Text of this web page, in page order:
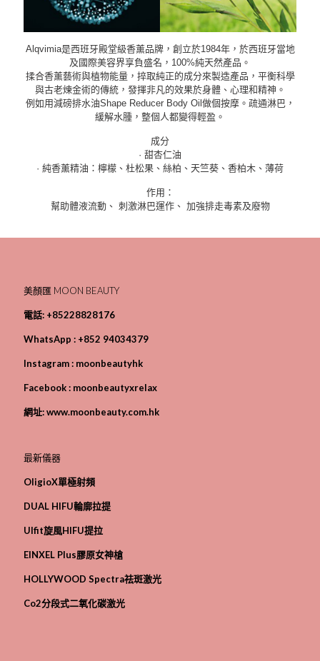
Alqvimia是西班牙殿堂級香薰品牌，創立於1984年，於西班牙當地
及國際美容界享負盛名，100%純天然產品。
揉合香薰藝術與植物能量，捽取純正的成分來製造產品，平衡科學
與古老煉金術的傳統，發揮非凡的效果於身體、心理和精神。
例如用減磅排水油Shape Reducer Body Oil做個按摩。疏通淋巴，
緩解水腫，整個人都變得輕盈。
成分
· 甜杏仁油
· 純香薰精油：檸檬、杜松果、絲柏、天竺葵、香柏木、薄荷
作用：
幫助體液流動、 刺激淋巴運作、 加強排走毒素及廢物
美顏匯 MOON BEAUTY
電話: +85228828176
WhatsApp : +852 94034379
Instagram : moonbeautyhk
Facebook : moonbeautyxrelax
網址:www.moonbeauty.com.hk
最新儀器
OligioX單極射頻
DUAL HIFU輪廓拉提
Ulfit旋風HIFU提拉
EINXEL Plus膠原女神槍
HOLLYWOOD Spectra祛斑激光
Co2分段式二氧化碳激光